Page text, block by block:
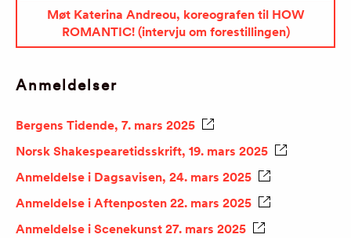
Møt Katerina Andreou, koreografen til HOW
ROMANTIC! (intervju om forestillingen)
Anmeldelser
Bergens Tidende, 7. mars 2025
Norsk Shakespearetidsskrift, 19. mars 2025
Anmeldelse i Dagsavisen, 24. mars 2025
Anmeldelse i Aftenposten 22. mars 2025
Anmeldelse i Scenekunst 27. mars 2025